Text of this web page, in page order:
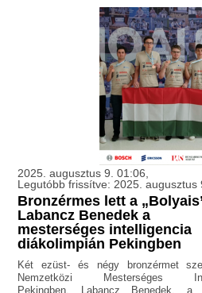
2025. augusztus 9. 01:06,
Legutóbb frissítve: 2025. augusztus
Bronzérmes lett a
Labancz Benedek a
mesterséges intelligencia
diákolimpián Pekingben
Két ezüst- és négy bronzérmet
Nemzetközi Mesterséges
Pekingben. Labancz Benedek,